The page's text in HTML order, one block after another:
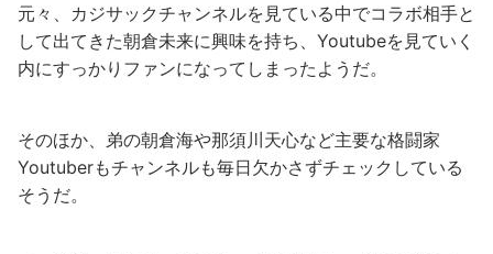
元々、カジサックチャンネルを見ている中でコラボ相手と
して出てきた朝倉未来に興味を持ち、Youtubeを見ていく
内にすっかりファンになってしまったようだ。
そのほか、弟の朝倉海や那須川天心など主要な格闘家
Youtuberもチャンネルも毎日欠かさずチェックしている
そうだ。